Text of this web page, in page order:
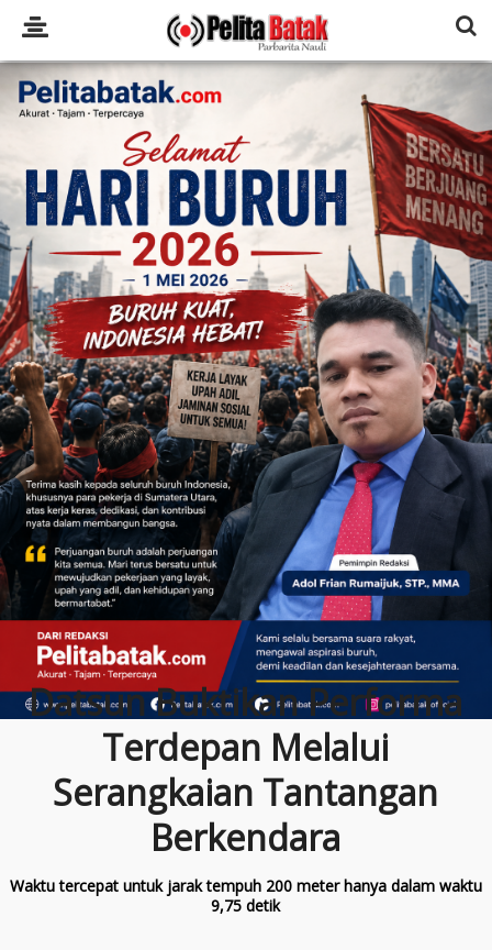
Datsun Buktikan Performa
Terdepan Melalui
Serangkaian Tantangan
Berkendara
Waktu tercepat untuk jarak tempuh 200 meter hanya dalam waktu
9,75 detik